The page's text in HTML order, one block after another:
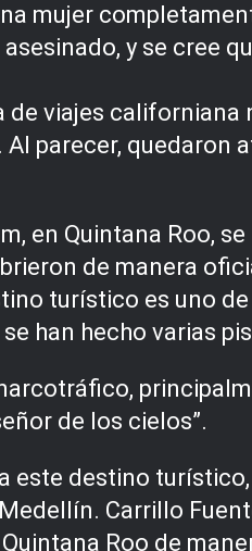
mujer
y se cree
de viajes
parecer, quedaron
en Quintana Roo,
de manera
turístico es uno
han hecho varias
de los cielos”.
este destino
Carrillo
Roo de